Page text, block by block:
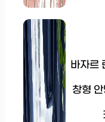
바자르
창형